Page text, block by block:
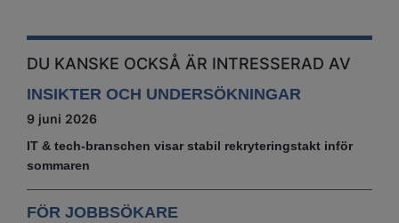
DU KANSKE OCKSÅ ÄR INTRESSERAD AV
INSIKTER OCH UNDERSÖKNINGAR
9 juni 2026
IT & tech‑branschen visar stabil rekryteringstakt inför
sommaren
FÖR JOBBSÖKARE